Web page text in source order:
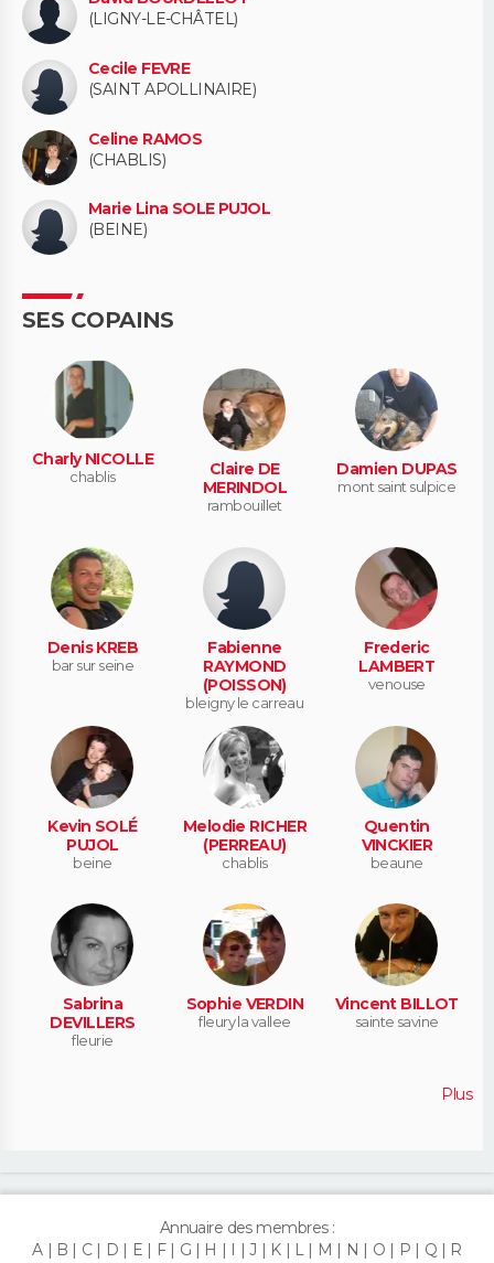
(LIGNY-LE-CHÂTEL)
Cecile FEVRE
(SAINT APOLLINAIRE)
Celine RAMOS
(CHABLIS)
Marie Lina SOLE PUJOL
(BEINE)
SES COPAINS
Charly NICOLLE
chablis
Claire DE
MERINDOL
rambouillet
Damien DUPAS
mont saint sulpice
Denis KREB
bar sur seine
Fabienne
RAYMOND
(POISSON)
bleigny le carreau
Frederic
LAMBERT
venouse
Kevin SOLÉ
PUJOL
beine
Melodie RICHER
(PERREAU)
chablis
Quentin
VINCKIER
beaune
Sabrina
DEVILLERS
fleurie
Sophie VERDIN
fleury la vallee
Vincent BILLOT
sainte savine
Plus
Annuaire des membres :
A
B C D E F G H I J K L M N O P Q
R